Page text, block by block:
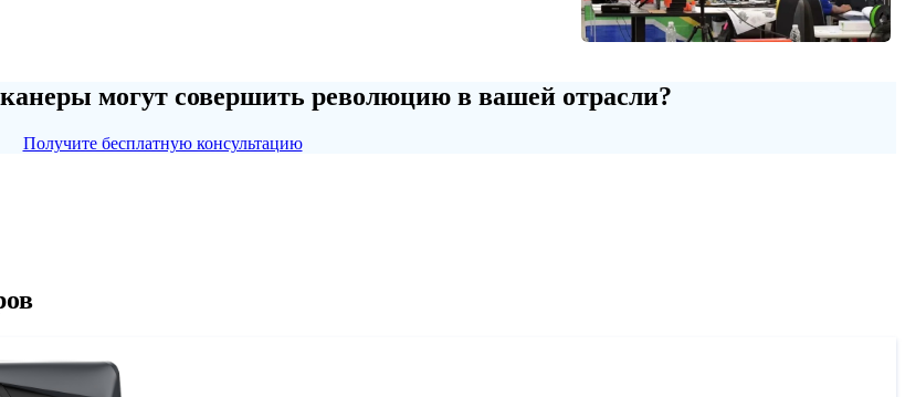
могут совершить революцию в вашей отрасли?
Получите бесплатную консультацию